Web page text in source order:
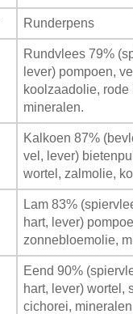
Runderpens
Rundvlees 79%
lever) pompoen,
koolzaadolie,
mineralen.
Kalkoen 87%
vel, lever)
wortel, zalmolie,
Lam 83%
hart, lever)
zonnebloemolie,
Eend 90%
hart, lever) wortel,
cichorei,